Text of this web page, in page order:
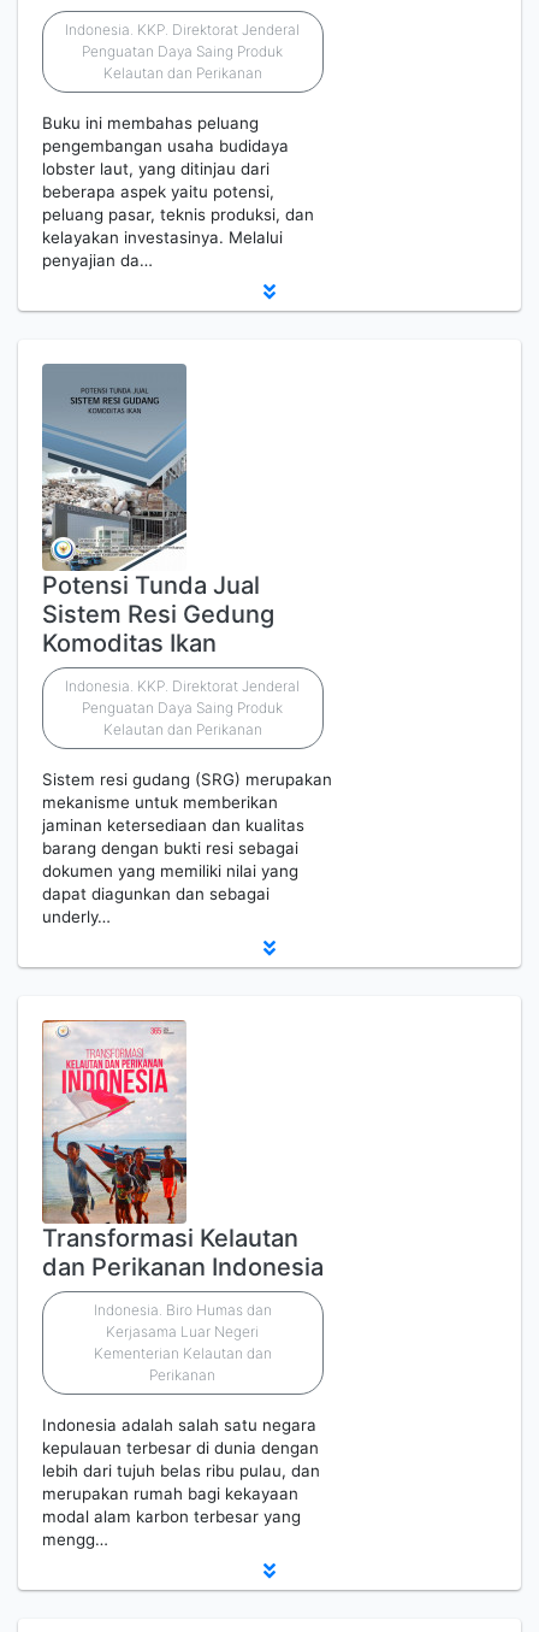
Indonesia. KKP. Direktorat Jenderal
Penguatan Daya Saing Produk
Kelautan dan Perikanan
Buku ini membahas peluang
pengembangan usaha budidaya
lobster laut, yang ditinjau dari
beberapa aspek yaitu potensi,
peluang pasar, teknis produksi, dan
kelayakan investasinya. Melalui
penyajian da…
Potensi Tunda Jual
Sistem Resi Gedung
Komoditas Ikan
Indonesia. KKP. Direktorat Jenderal
Penguatan Daya Saing Produk
Kelautan dan Perikanan
Sistem resi gudang (SRG) merupakan
mekanisme untuk memberikan
jaminan ketersediaan dan kualitas
barang dengan bukti resi sebagai
dokumen yang memiliki nilai yang
dapat diagunkan dan sebagai
underly…
Transformasi Kelautan
dan Perikanan Indonesia
Indonesia. Biro Humas dan
Kerjasama Luar Negeri
Kementerian Kelautan dan
Perikanan
Indonesia adalah salah satu negara
kepulauan terbesar di dunia dengan
lebih dari tujuh belas ribu pulau, dan
merupakan rumah bagi kekayaan
modal alam karbon terbesar yang
mengg…